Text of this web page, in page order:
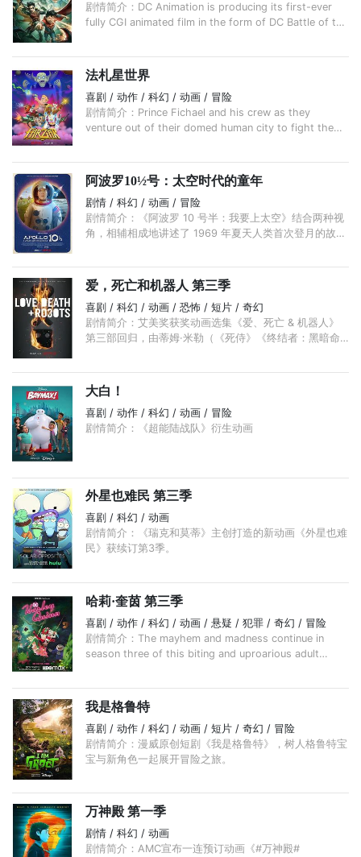
剧情简介：DC Animation is producing its first-ever
fully CGI animated film in the form of DC Battle of the
法札星世界
喜剧 / 动作 / 科幻 / 动画 / 冒险
剧情简介：Prince Fichael and his crew as they
venture out of their domed human city to fight the
阿波罗10½号：太空时代的童年
剧情 / 科幻 / 动画 / 冒险
剧情简介：《阿波罗 10 号半：我要上太空》结合两种视
角，相辅相成地讲述了 1969 年夏天人类首次登月的故
爱，死亡和机器人 第三季
喜剧 / 科幻 / 动画 / 恐怖 / 短片 / 奇幻
剧情简介：艾美奖获奖动画选集《爱、死亡 & 机器人》
第三部回归，由蒂姆·米勒（《死侍》《终结者：黑暗命
大白！
喜剧 / 动作 / 科幻 / 动画 / 冒险
剧情简介：《超能陆战队》衍生动画
外星也难民 第三季
喜剧 / 科幻 / 动画
剧情简介：《瑞克和莫蒂》主创打造的新动画《外星也难
民》获续订第3季。
哈莉·奎茵 第三季
喜剧 / 动作 / 科幻 / 动画 / 悬疑 / 犯罪 / 奇幻 / 冒险
剧情简介：The mayhem and madness continue in
season three of this biting and uproarious adult
我是格鲁特
喜剧 / 动作 / 科幻 / 动画 / 短片 / 奇幻 / 冒险
剧情简介：漫威原创短剧《我是格鲁特》，树人格鲁特宝
宝与新角色一起展开冒险之旅。
万神殿 第一季
剧情 / 科幻 / 动画
剧情简介：AMC宣布一连预订动画《#万神殿#